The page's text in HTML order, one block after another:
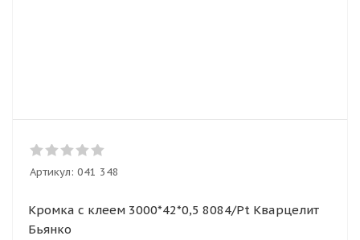
Артикул: 041 348
Кромка с клеем 3000*42*0,5 8084/Pt Кварцелит
Бьянко